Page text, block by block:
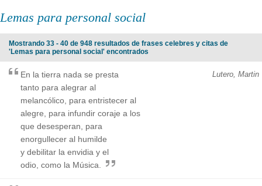
Lemas para personal social
Mostrando 33 - 40 de 948 resultados de frases celebres y citas de
'Lemas para personal social' encontrados
Lutero, Martin
En la tierra nada se presta
tanto para alegrar al
melancólico, para entristecer al
alegre, para infundir coraje a los
que desesperan, para
enorgullecer al humilde
y debilitar la envidia y el
odio, como la Música.